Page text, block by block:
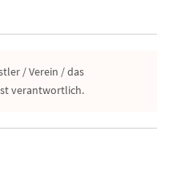
/ Verein / das
verantwortlich.